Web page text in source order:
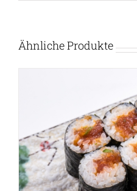
Ähnliche Produkte